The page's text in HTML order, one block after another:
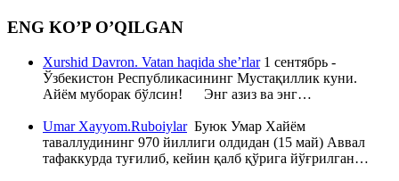
ENG KO’P O’QILGAN
Xurshid Davron. Vatan haqida she’rlar1 сентябрь -
Ўзбекистон Республикасининг Мустақиллик куни.
Айём муборак бўлсин! Энг азиз ва энг…
Umar Xayyom.RuboiylarБуюк Умар Хайём
таваллудининг 970 йиллиги олдидан (15 май) Аввал
тафаккурда туғилиб, кейин қалб қўрига йўғрилган…